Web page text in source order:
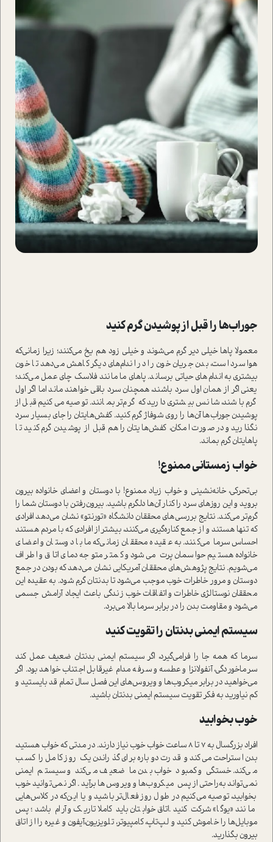
جوراب‌ها را قبل از پوشیدن گرم کنید
معمولا پاها خیلی دیر گرم می‌شوند و خیلی زود هم یخ می‌کنند؛ زیرا زمانی‌که
هوا سرد ا‌ست، بدن جریان خون را در اندام‌های دیگر کاهش می‌دهد تا خون
بیشتری به اندام‌های حیاتی برساند. پاهای ما مانند فلاسک چای عمل می‌کند؛
یعنی اگر از همان اول سرد باشند، همچنان سرد باقی خواهند ماند اما اگر اول
گرم باشند، شانس بیشتری دارید که گرم‌تر بمانند. توصیه می‌کنیم قبل از
پوشیدن جوراب‌ها آن‌ها را روی شوفاژ گرم کنید. کفش‌هایتان را جای بسیار سرد
نگذارید و در صورت امکان، کفش‌هایتان را هم قبل از پوشیدن گرم کنید تا
پاهایتان گرم بماند.
خواب زمستانی ممنوع!
بی‌تحرکی، خانه‌نشینی و خواب زیاد ممنوع! با دوستان و اعضای خانواده بیرون
بروید و این روزهای سرد را کنار آن‌ها دلگرم باشید. بیرون‌رفتن با دوستان شما را
گرم‌تر می‌کند. نتایج بررسی‌های محققان دانشگاه «تورنتو» نشان می‌دهد افرادی
که تنها هستند و از جمع کناره‌گیری می‌کنند، بیشتر از افرادی که با مردم هستند
احساس سرما می‌کنند. به عقیده محققان زمانی‌که ما با دوستان و اعضای
خانواده هستیم حواسمان پرت می‌شود و کمتر متوجه دمای اتاق و اطراف
می‌شویم. نتایج پژوهش‌های محققان آمریکایی نشان می‌دهد که بودن در جمع
دوستان و مرور خاطرات خوب موجب می‌شود تا بدنتان گرم شود. به عقیده این
محققان نوستالژی خاطرات و اتفاقات خوب زندگی باعث ایجاد آرامش جسمی
می‌شود و مقاومت بدن را در برابر سرما بالا می‌برد.
سیستم ایمنی بدنتان را تقویت کنید
سرما که همه جا را فرامی‌گیرد، اگر سیستم ایمنی بدنتان ضعیف عمل کند
سرماخوردگی، آنفولانزا و عطسه و سرفه مدام غیرقابل اجتناب خواهد بود. اگر
می‌خواهید در برابر میکروب‌ها و ویروس‌های این فصل سال تمام قد بایستید و
کم نیاورید به فکر تقویت سیستم‌ ایمنی بدنتان باشید.
خوب بخوابید
افراد بزرگسال به 7 تا 8 ساعت خواب خوب نیاز دارند. در مدتی که خواب هستید،
بدن ا‌ستراحت می‌کند و قدرت دوباره برای گذراندن یک روز کامل را کسب
می‌کند. خستگی و کمبود خواب بدن ما ضعیف می‌کند و سیستم ایمنی
نمی‌تواند به‌راحتی از پس میکروب‌ها و ویروس‌ها برآید. اگر نمی‌توانید خوب
بخوابید، توصیه می‌کنیم در طول روز فعال‌تر باشید و یا این‌که در کلاس‌هایی
مانند «یوگا» شرکت کنید.اتاق خوابتان باید کاملا تاریک و آرام باشد؛ پس
موبایل‌ها را خاموش کنید و لپ‌تاپ، کامپیوتر، تلویزیون،‌آیفون و غیره را از اتاق
بیرون بگذارید.